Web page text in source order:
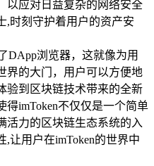
以应对日益复杂的网络安全
,时刻守护着用户的资产安
DApp浏览器，这就像为用
界的大门，用户可以方便地
验到区块链技术带来的全新
得imToken不仅仅是一个简单
活力的区块链生态系统的入
,让用户在imToken的世界中